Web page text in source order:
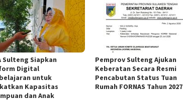
Sulteng Siapkan
Digital
untuk
Kapasitas
dan Anak
Pemprov Sulteng Ajukan
Keberatan Secara Resmi
Pencabutan Status Tuan
Rumah FORNAS Tahun 2027